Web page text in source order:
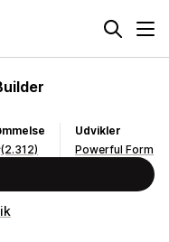
(2.312)
Udvikler
Powerful Form